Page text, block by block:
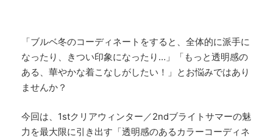
「ブルベ冬のコーディネートをすると、 全体的に派手に
なったり、
きつい印象になったり…」「もっと透明感の
ある、 華やかな着こなしがしたい！」とお悩みではあり
ませんか？
今回は、1stクリアウィンター／2ndブライトサマーの魅
力を最大限に引き出す「透明感のあるカラーコーディネ